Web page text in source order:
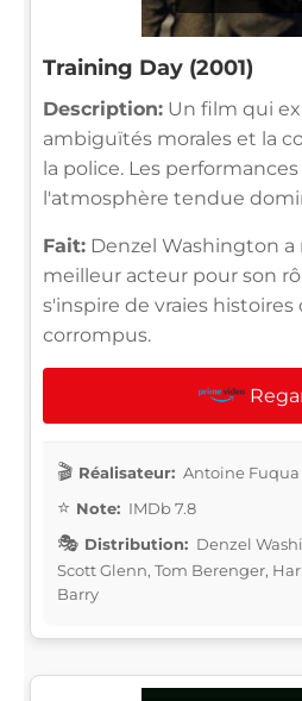
Training Day (2001)
Description: Un film qui
ambiguïtés morales et la
la police. Les
l'atmosphère tendue
Fait: Denzel Washington
meilleur acteur pour son
s'inspire de vraies histoires
corrompus.
Réalisateur: Antoine Fuqua
Note: IMDb 7.8
Distribution: Denzel
Scott Glenn, Tom Berenger,
Barry